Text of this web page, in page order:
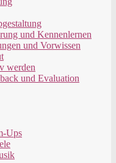
und Kennenlernen
und Vorwissen
werden
und Evaluation
Ups